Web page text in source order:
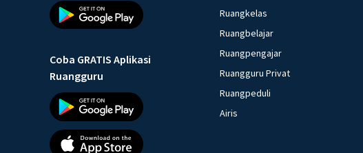
Coba GRATIS Aplikasi
Ruangguru
Ruangkelas
Ruangbelajar
Ruangpengajar
Ruangguru Privat
Ruangpeduli
Airis